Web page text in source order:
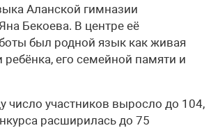
Аланской гимназии
Бекоева. В центре её
был родной язык как живая
ребёнка, его семейной памяти и
число участников выросло до 104,
расширилась до 75